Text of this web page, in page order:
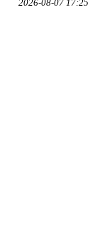
2026-08-07 17:25